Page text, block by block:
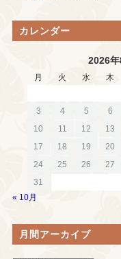
カレンダー
2026年
月 火 水 木
3
4 5 6
10
11 12 13
17
18 19 20
24
25 26 27
31
« 10月
月間アーカイブ